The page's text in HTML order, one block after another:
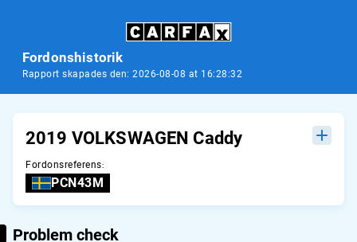
Fordonshistorik
Rapport skapades den: 2026-08-08 at 16:28:32
2019 VOLKSWAGEN Caddy
Fordonsreferens:
PCN43M
Problem check